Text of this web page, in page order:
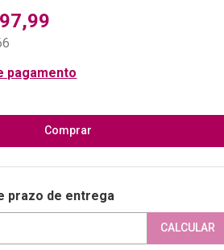
97,99
pagamento
Comprar
prazo de entrega
CALCULAR